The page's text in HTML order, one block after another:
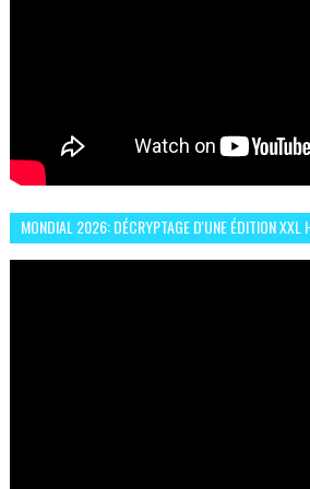
MONDIAL 2026: DÉCRYPTAGE D'UNE ÉDITION XXL